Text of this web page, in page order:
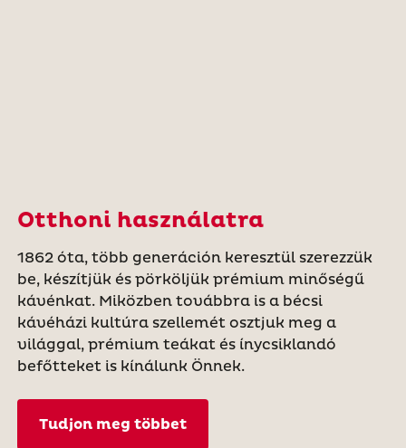
Otthoni használatra
1862 óta, több generáción keresztül szerezzük
be, készítjük és pörköljük prémium minőségű
kávénkat. Miközben továbbra is a bécsi
kávéházi kultúra szellemét osztjuk meg a
világgal, prémium teákat és ínycsiklandó
befőtteket is kínálunk Önnek.
Tudjon meg többet